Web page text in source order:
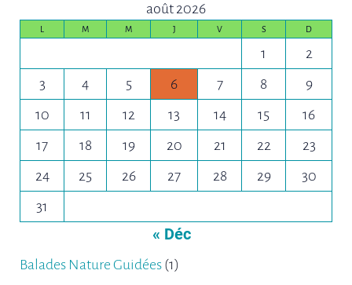
août 2026
L M M J V S D
1
2
3
4 5 6 7 8
9
10
11 12 13 14 15
16
17
18 19 20 21 22
23
24
25 26 27 28 29
30
31
« Déc
Balades Nature Guidées (1)